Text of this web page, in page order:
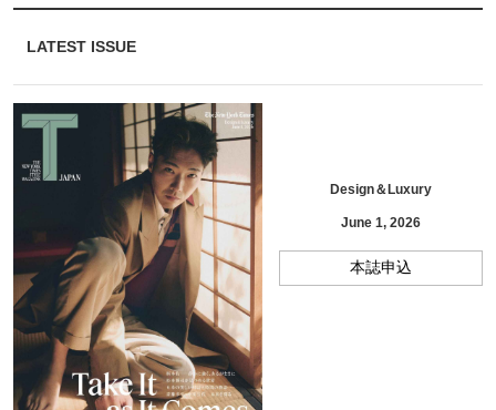
LATEST ISSUE
Design＆Luxury
June 1, 2026
本誌申込